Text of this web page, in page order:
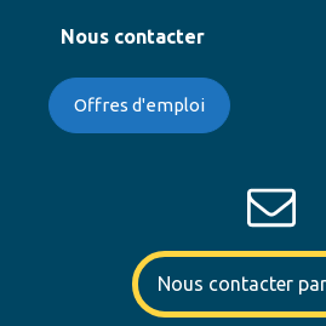
Nous contacter
Offres d'emploi
Nous contacter